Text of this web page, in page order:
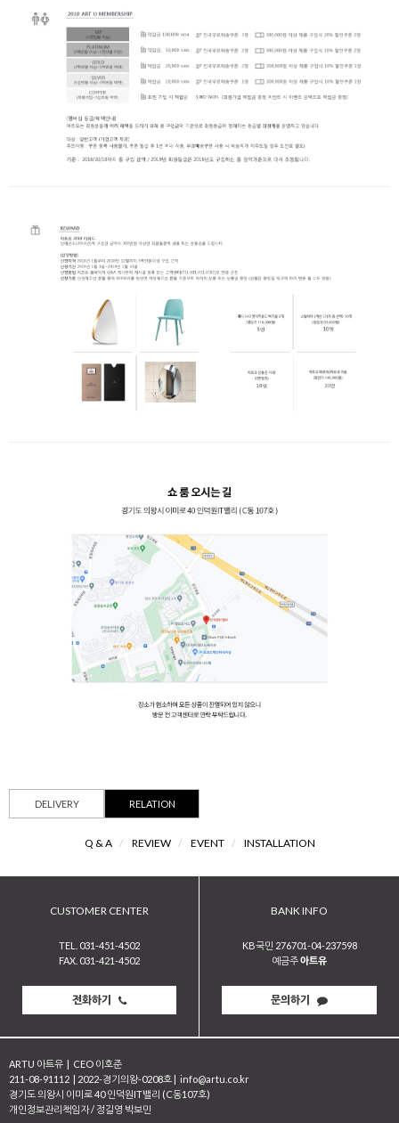
DELIVERY RELATION
Q & A / REVIEW / EVENT / INSTALLATION
CUSTOMER CENTER
TEL. 031-451-4502
FAX. 031-421-4502
전화하기
BANK INFO
KB국민 276701-04-237598
예금주아트유
문의하기
ARTU 아트유 | CEO 이호준
211-08-91112 | 2022-경기의왕-0208호 | info@artu.co.kr
경기도 의왕시 이미로 40 인덕원IT밸리 (C동107호)
개인정보관리책임자 / 정길영 박보민